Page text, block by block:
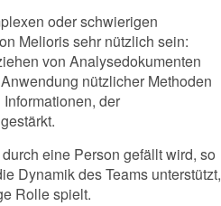
oder schwierigen
Melioris sehr nützlich sein:
von Analysedokumenten
nützlicher Methoden
der
eine Person gefällt wird, so
Dynamik des Teams unterstützt,
Rolle spielt.